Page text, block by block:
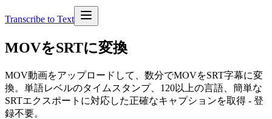
Transcribe to Text
MOVをSRTに変換
MOV動画をアップロードして、数分でMOVをSRT字幕に変
換。単語レベルのタイムスタンプ、120以上の言語、簡単な
SRTエクスポートに対応した正確なキャプションを取得 - 登
録不要。